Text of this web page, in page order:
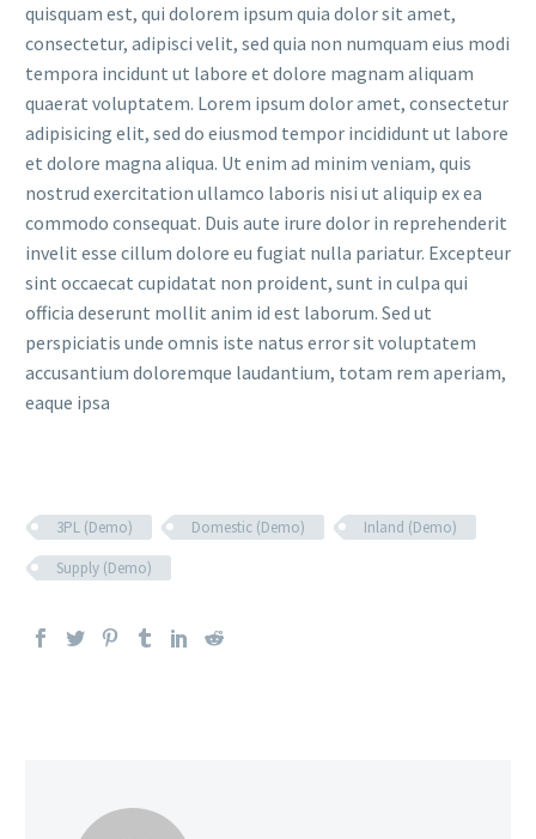
quisquam est, qui dolorem ipsum quia dolor sit amet,
consectetur, adipisci velit, sed quia non numquam eius modi
tempora incidunt ut labore et dolore magnam aliquam
quaerat voluptatem. Lorem ipsum dolor amet, consectetur
adipisicing elit, sed do eiusmod tempor incididunt ut labore
et dolore magna aliqua. Ut enim ad minim veniam, quis
nostrud exercitation ullamco laboris nisi ut aliquip ex ea
commodo consequat. Duis aute irure dolor in reprehenderit
invelit esse cillum dolore eu fugiat nulla pariatur. Excepteur
sint occaecat cupidatat non proident, sunt in culpa qui
officia deserunt mollit anim id est laborum. Sed ut
perspiciatis unde omnis iste natus error sit voluptatem
accusantium doloremque laudantium, totam rem aperiam,
eaque ipsa
3PL (Demo) Domestic (Demo)
Inland (Demo)
Supply (Demo)